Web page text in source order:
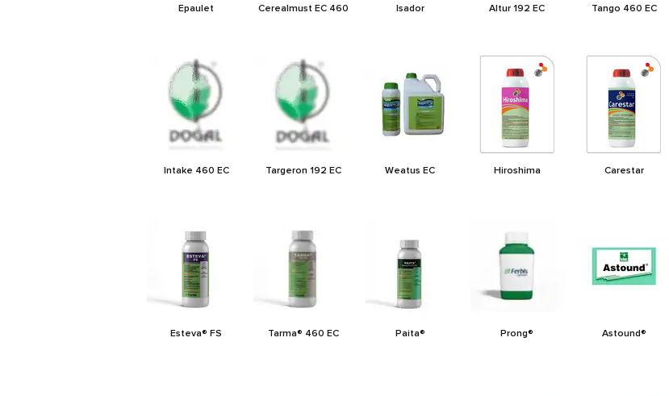
Epaulet Cerealmust EC 460 Isador Altur 192 EC Tango 460 EC
Intake 460 EC Targeron 192 EC Weatus EC Hiroshima Carestar
Esteva® FS Tarma® 460 EC Paita® Prong® Astound®